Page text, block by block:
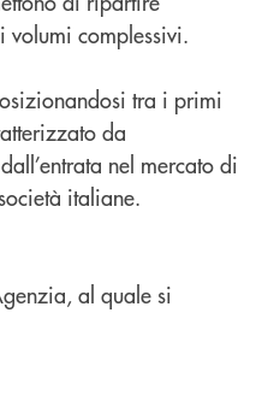
volumi complessivi.
tra i primi
da
nel mercato di
italiane.
al quale si